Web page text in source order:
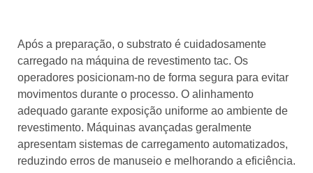
Após a preparação, o substrato é cuidadosamente
carregado na máquina de revestimento tac. Os
operadores posicionam-no de forma segura para evitar
movimentos durante o processo. O alinhamento
adequado garante exposição uniforme ao ambiente de
revestimento. Máquinas avançadas geralmente
apresentam sistemas de carregamento automatizados,
reduzindo erros de manuseio e melhorando a eficiência.